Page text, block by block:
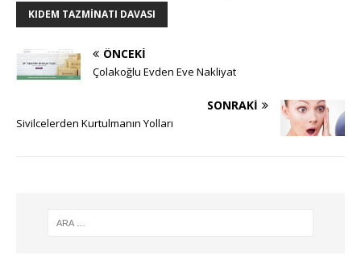
KIDEM TAZMINATI DAVASI
ÖNCEKI
Çolakoğlu Evden Eve Nakliyat
SONRAKI
Sivilcelerden Kurtulmanın Yolları